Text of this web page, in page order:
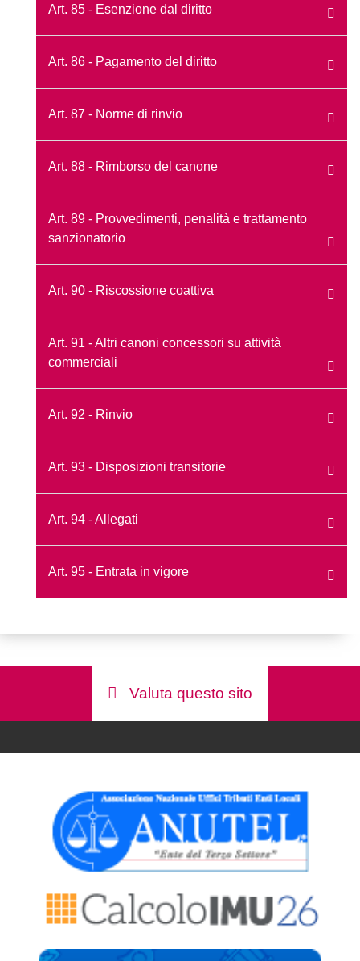
Art. 85 - Esenzione dal diritto
Art. 86 - Pagamento del diritto
Art. 87 - Norme di rinvio
Art. 88 - Rimborso del canone
Art. 89 - Provvedimenti, penalità e trattamento
sanzionatorio
Art. 90 - Riscossione coattiva
Art. 91 - Altri canoni concessori su attività
commerciali
Art. 92 - Rinvio
Art. 93 - Disposizioni transitorie
Art. 94 - Allegati
Art. 95 - Entrata in vigore
Valuta questo sito